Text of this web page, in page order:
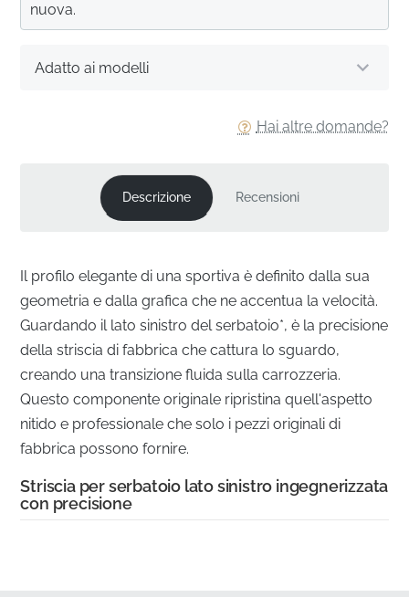
Hai altre domande?
Adatto ai modelli
nuova.
Descrizione Recensioni
Il profilo elegante di una sportiva è definito dalla sua
geometria e dalla grafica che ne accentua la velocità.
Guardando il lato sinistro del serbatoio*, è la precisione
della striscia di fabbrica che cattura lo sguardo,
creando una transizione fluida sulla carrozzeria.
Questo componente originale ripristina quell'aspetto
nitido e professionale che solo i pezzi originali di
fabbrica possono fornire.
Striscia per serbatoio lato sinistro ingegnerizzata
con precisione